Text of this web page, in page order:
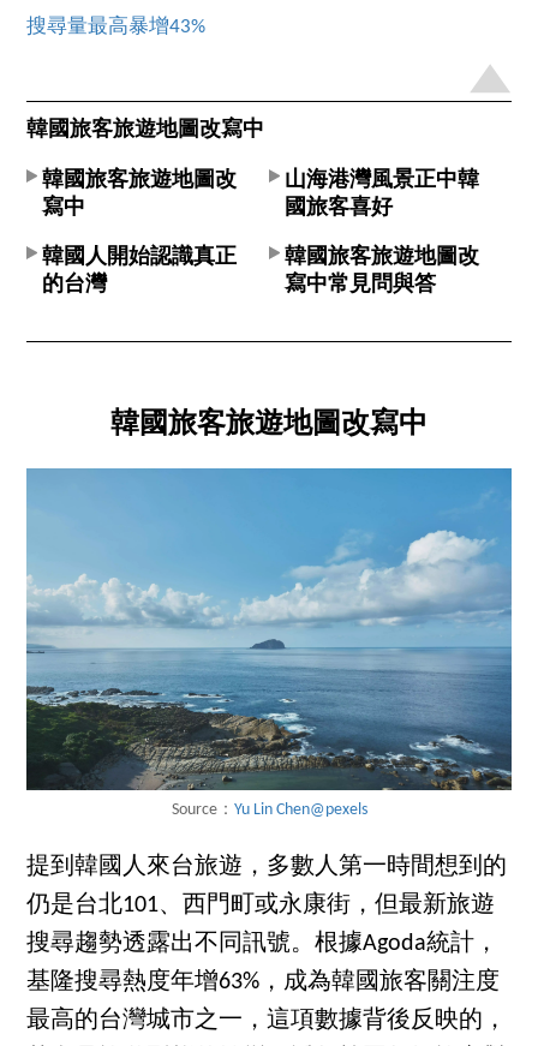
搜尋量最高暴增43%
韓國旅客旅遊地圖改寫中
韓國旅客旅遊地圖改
寫中
山海港灣風景正中韓
國旅客喜好
韓國人開始認識真正
的台灣
韓國旅客旅遊地圖改
寫中常見問與答
韓國旅客旅遊地圖改寫中
Source： Yu Lin Chen@pexels
提到韓國人來台旅遊，多數人第一時間想到的
仍是台北101、西門町或永康街，但最新旅遊
搜尋趨勢透露出不同訊號。根據Agoda統計，
基隆搜尋熱度年增63%，成為韓國旅客關注度
最高的台灣城市之一，這項數據背後反映的，